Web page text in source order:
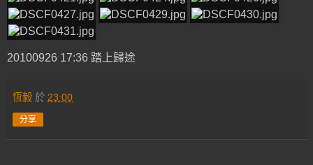
20100926 17:36 踏上歸途
恆毅 於 23:00
分享